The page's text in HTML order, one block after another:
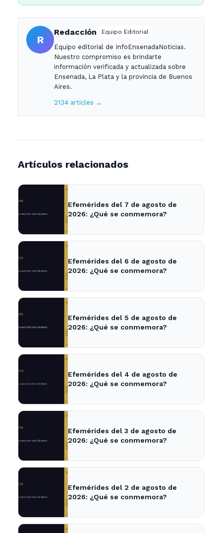
R
Redacción Equipo Editorial
Equipo editorial de InfoEnsenadaNoticias.
Nuestro compromiso es brindarte
información verificada y actualizada sobre
Ensenada, La Plata y la provincia de Buenos
Aires.
2134 articles →
Artículos relacionados
Efemérides del 7 de agosto de
2026: ¿Qué se conmemora?
Efemérides del 6 de agosto de
2026: ¿Qué se conmemora?
Efemérides del 5 de agosto de
2026: ¿Qué se conmemora?
Efemérides del 4 de agosto de
2026: ¿Qué se conmemora?
Efemérides del 3 de agosto de
2026: ¿Qué se conmemora?
Efemérides del 2 de agosto de
2026: ¿Qué se conmemora?